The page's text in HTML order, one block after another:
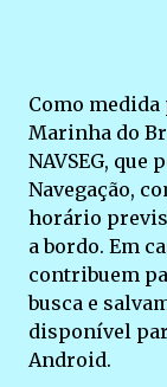
Como
Marinha do
NAVSEG,
Navegação,
horário
a bordo. Em
contribuem
busca e
disponível
Android.